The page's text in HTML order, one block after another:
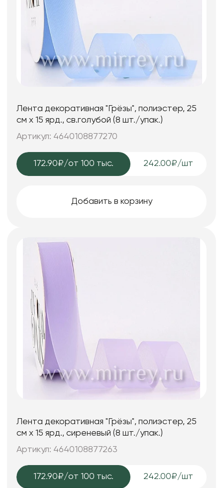
Лента декоративная "Грёзы", полиэстер, 25
см х 15 ярд., св.голубой (8 шт./упак.)
Артикул: 4640108877270
172.90₽/от 100 тыс. 242.00₽/шт
Добавить в корзину
Лента декоративная "Грёзы", полиэстер, 25
см х 15 ярд., сиреневый (8 шт./упак.)
Артикул: 4640108877263
172.90₽/от 100 тыс. 242.00₽/шт